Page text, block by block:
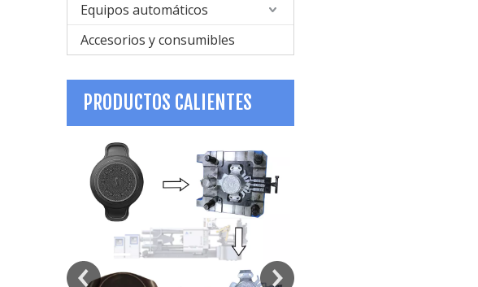
Equipos automáticos
Accesorios y consumibles
PRODUCTOS CALIENTES